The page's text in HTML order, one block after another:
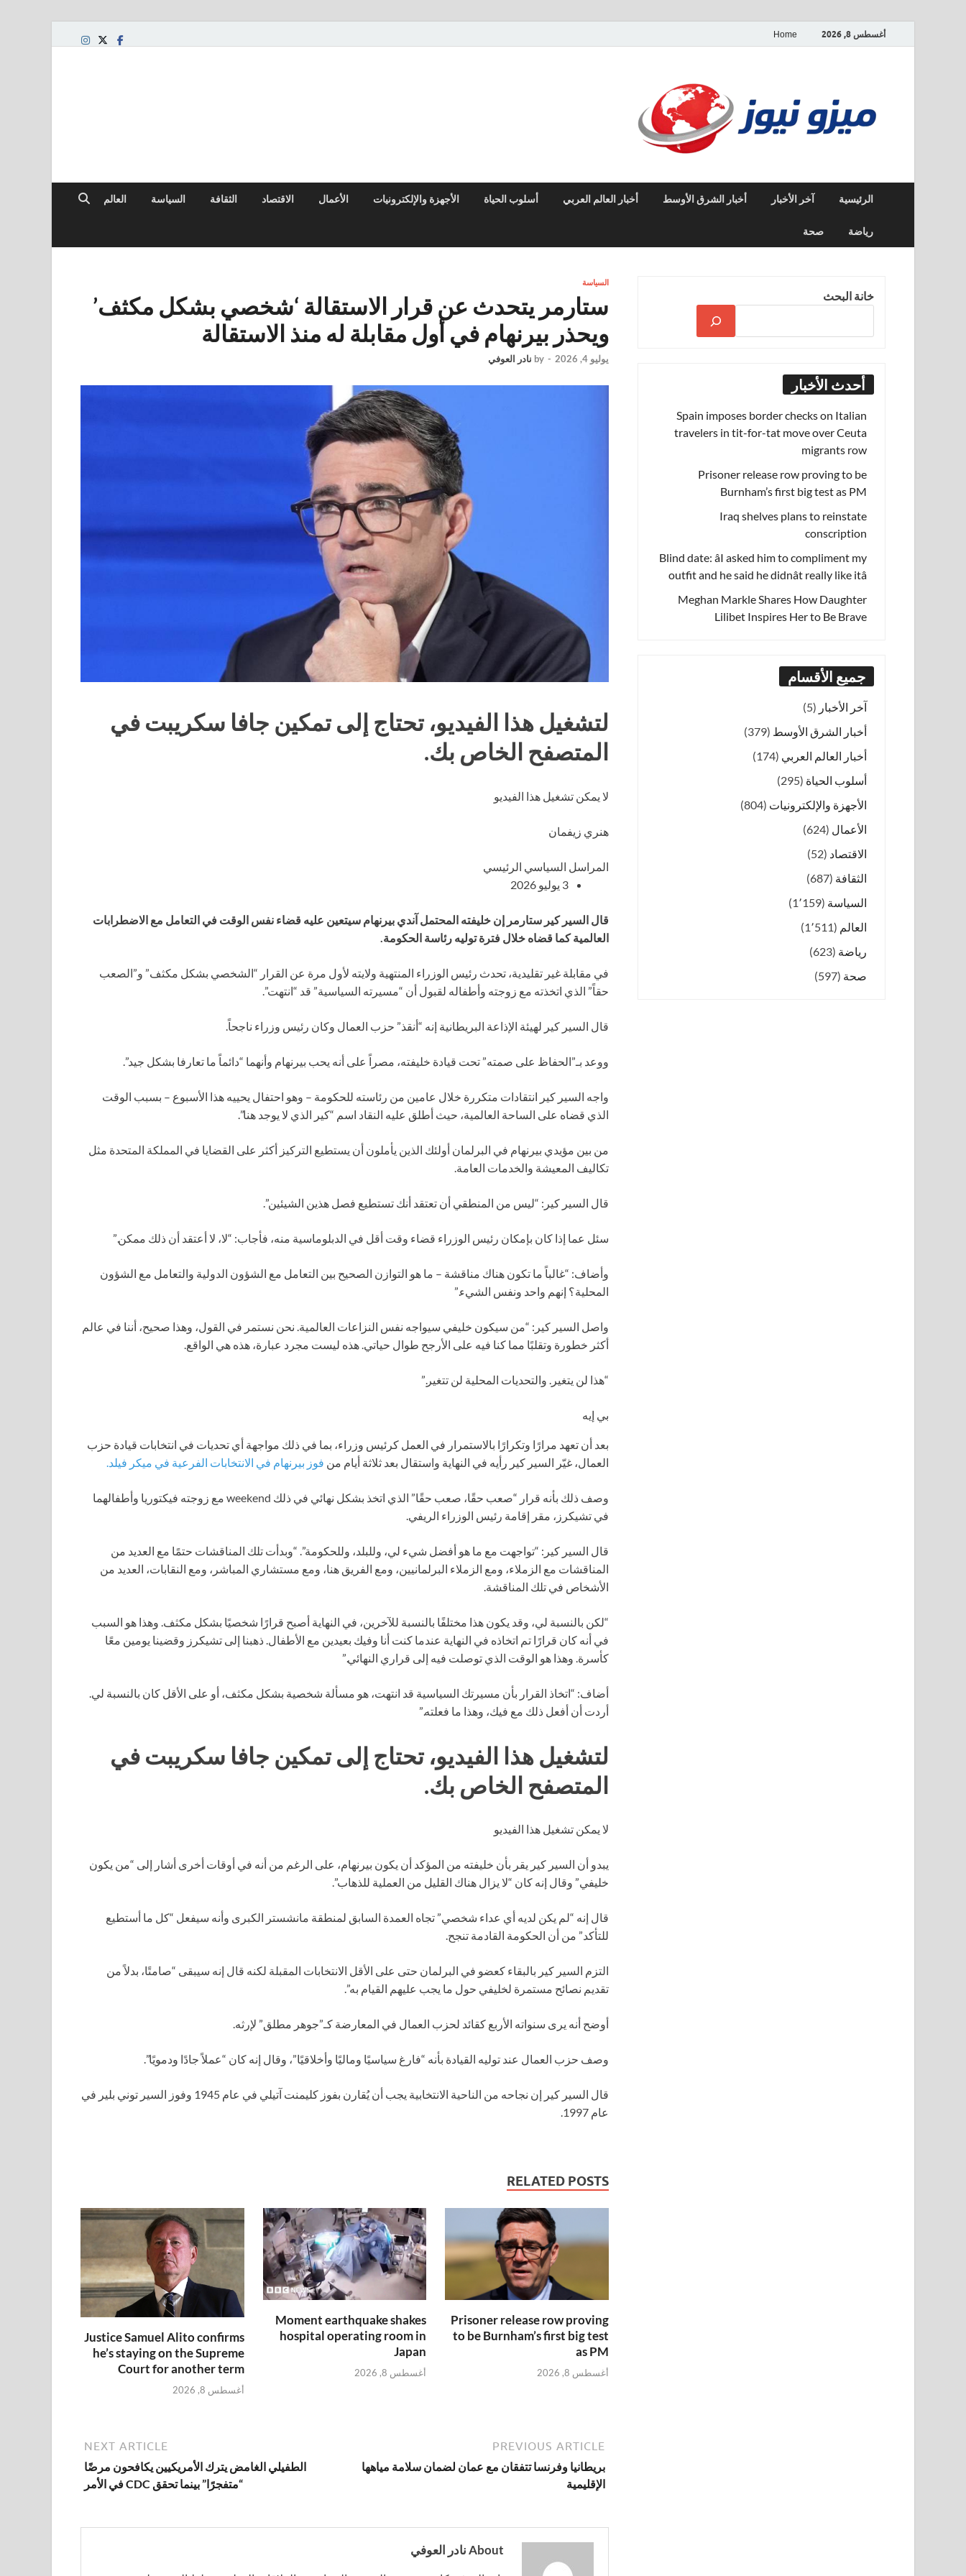
أغسطس 8, 2026 Home
الرئيسية آخر الأخبار أخبار الشرق الأوسط أخبار العالم العربي أسلوب الحياة الأجهزة والإلكترونيات الأعمال الاقتصاد الثقافة السياسة العالم
رياضة صحة
السياسة
ستارمر يتحدث عن قرار الاستقالة ‘شخصي بشكل مكثف’
ويحذر بيرنهام في أول مقابلة له منذ الاستقالة
يوليو 4, 2026 -
by نادر العوفي
لتشغيل هذا الفيديو، تحتاج إلى تمكين جافا سكريبت في
المتصفح الخاص بك.
لا يمكن تشغيل هذا الفيديو
هنري زيفمان
المراسل السياسي الرئيسي
3 يوليو 2026
قال السير كير ستارمر إن خليفته المحتمل آندي بيرنهام سيتعين عليه قضاء نفس الوقت في التعامل مع الاضطرابات
العالمية كما قضاه خلال فترة توليه رئاسة الحكومة.
في مقابلة غير تقليدية، تحدث رئيس الوزراء المنتهية ولايته لأول مرة عن القرار “الشخصي بشكل مكثف” و”الصعب
حقاً” الذي اتخذته مع زوجته وأطفاله لقبول أن “مسيرته السياسية” قد “انتهت”.
قال السير كير لهيئة الإذاعة البريطانية إنه “أنقذ” حزب العمال وكان رئيس وزراء ناجحاً.
ووعد بـ”الحفاظ على صمته” تحت قيادة خليفته، مصراً على أنه يحب بيرنهام وأنهما “دائماً ما تعارفا بشكل جيد”.
واجه السير كير انتقادات متكررة خلال عامين من رئاسته للحكومة – وهو احتفال يحييه هذا الأسبوع – بسبب الوقت
الذي قضاه على الساحة العالمية، حيث أطلق عليه النقاد اسم “كير الذي لا يوجد هنا”.
من بين مؤيدي بيرنهام في البرلمان أولئك الذين يأملون أن يستطيع التركيز أكثر على القضايا في المملكة المتحدة مثل
تكاليف المعيشة والخدمات العامة.
قال السير كير: “ليس من المنطقي أن تعتقد أنك تستطيع فصل هذين الشيئين”.
سئل عما إذا كان بإمكان رئيس الوزراء قضاء وقت أقل في الدبلوماسية منه، فأجاب: “لا، لا أعتقد أن ذلك ممكن.”
وأضاف: “غالباً ما تكون هناك مناقشة – ما هو التوازن الصحيح بين التعامل مع الشؤون الدولية والتعامل مع الشؤون
المحلية؟ إنهم واحد ونفس الشيء.”
واصل السير كير: “من سيكون خليفي سيواجه نفس النزاعات العالمية. نحن نستمر في القول، وهذا صحيح، أننا في عالم
أكثر خطورة وتقلبًا مما كنا فيه على الأرجح طوال حياتي. هذه ليست مجرد عبارة، هذه هي الواقع.
“هذا لن يتغير. والتحديات المحلية لن تتغير.”
بي إيه
بعد أن تعهد مرارًا وتكرارًا بالاستمرار في العمل كرئيس وزراء، بما في ذلك مواجهة أي تحديات في انتخابات قيادة حزب
العمال، غيّر السير كير رأيه في النهاية واستقال بعد ثلاثة أيام من فوز بيرنهام في الانتخابات الفرعية في ميكر فيلد.
وصف ذلك بأنه قرار “صعب حقًا، صعب حقًا” الذي اتخذ بشكل نهائي في ذلك weekend مع زوجته فيكتوريا وأطفالهما
في تشيكرز، مقر إقامة رئيس الوزراء الريفي.
قال السير كير: “تواجهت مع ما هو أفضل شيء لي، وللبلد، وللحكومة”. “وبدأت تلك المناقشات حتمًا مع العديد من
المناقشات مع الزملاء، ومع الزملاء البرلمانيين، ومع الفريق هنا، ومع مستشاري المباشر، ومع النقابات، العديد من
الأشخاص في تلك المناقشة.
“لكن بالنسبة لي، وقد يكون هذا مختلفًا بالنسبة للآخرين، في النهاية أصبح قرارًا شخصيًا بشكل مكثف. وهذا هو السبب
في أنه كان قرارًا تم اتخاذه في النهاية عندما كنت أنا وفيك بعيدين مع الأطفال. ذهبنا إلى تشيكرز وقضينا يومين معًا
كأسرة. وهذا هو الوقت الذي توصلت فيه إلى قراري النهائي.”
أضاف: “اتخاذ القرار بأن مسيرتك السياسية قد انتهت، هو مسألة شخصية بشكل مكثف، أو على الأقل كان بالنسبة لي.
أردت أن أفعل ذلك مع فيك، وهذا ما فعلته.”
لتشغيل هذا الفيديو، تحتاج إلى تمكين جافا سكريبت في
المتصفح الخاص بك.
لا يمكن تشغيل هذا الفيديو
يبدو أن السير كير يقر بأن خليفته من المؤكد أن يكون بيرنهام، على الرغم من أنه في أوقات أخرى أشار إلى “من يكون
خليفي” وقال إنه كان “لا يزال هناك القليل من العملية للذهاب”.
قال إنه “لم يكن لديه أي عداء شخصي” تجاه العمدة السابق لمنطقة مانشستر الكبرى وأنه سيفعل “كل ما أستطيع
للتأكد” من أن الحكومة القادمة تنجح.
التزم السير كير بالبقاء كعضو في البرلمان حتى على الأقل الانتخابات المقبلة لكنه قال إنه سيبقى “صامتًا، بدلاً من
تقديم نصائح مستمرة لخليفي حول ما يجب عليهم القيام به”.
أوضح أنه يرى سنواته الأربع كقائد لحزب العمال في المعارضة كـ”جوهر مطلق” لإرثه.
وصف حزب العمال عند توليه القيادة بأنه “فارغ سياسيًا وماليًا وأخلاقيًا”، وقال إنه كان “عملاً جادًا ودمويًا”.
قال السير كير إن نجاحه من الناحية الانتخابية يجب أن يُقارن بفوز كليمنت آتيلي في عام 1945 وفوز السير توني بلير في
عام 1997.
RELATED POSTS
Prisoner release row proving
to be Burnham’s first big test
as PM
أغسطس 8, 2026
Moment earthquake shakes
hospital operating room in
Japan
أغسطس 8, 2026
Justice Samuel Alito confirms
he’s staying on the Supreme
Court for another term
أغسطس 8, 2026
PREVIOUS ARTICLE
بريطانيا وفرنسا تتفقان مع عمان لضمان سلامة مياهها
الإقليمية
NEXT ARTICLE
الطفيلي الغامض يترك الأمريكيين يكافحون مرضًا
“متفجرًا” بينما تحقق CDC في الأمر
About نادر العوفي
خانة البحث
أحدث الأخبار
Spain imposes border checks on Italian
travelers in tit-for-tat move over Ceuta
migrants row
Prisoner release row proving to be
Burnham’s first big test as PM
Iraq shelves plans to reinstate
conscription
Blind date: âI asked him to compliment my
outfit and he said he didnât really like itâ
Meghan Markle Shares How Daughter
Lilibet Inspires Her to Be Brave
جميع الأقسام
آخر الأخبار (5)
أخبار الشرق الأوسط (379)
أخبار العالم العربي (174)
أسلوب الحياة (295)
الأجهزة والإلكترونيات (804)
الأعمال (624)
الاقتصاد (52)
الثقافة (687)
السياسة (1٬159)
العالم (1٬511)
رياضة (623)
صحة (597)